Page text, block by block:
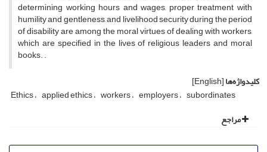
determining working hours and wages, proper treatment with
humility and gentleness, and livelihood security during the period
of disability are among the moral virtues of dealing with workers,
which are specified in the lives of religious leaders and moral
books. .
کلیدواژه‌ها[English]
Ethics applied ethics workers employers subordinates
مراجع